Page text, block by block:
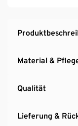
Material &
Qualität
Lieferung &